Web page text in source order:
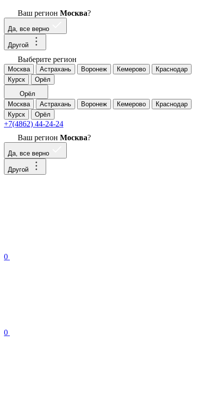
Ваш регион Москва?
Да, все верно
Другой
Выберите регион
Москва Астрахань Воронеж Кемерово
Краснодар
Курск
Орёл
Орёл
Москва
Астрахань Воронеж Кемерово
Краснодар
Курск
Орёл
+7(4862) 44-24-24
Ваш регион Москва?
Да, все верно
Другой
0
0